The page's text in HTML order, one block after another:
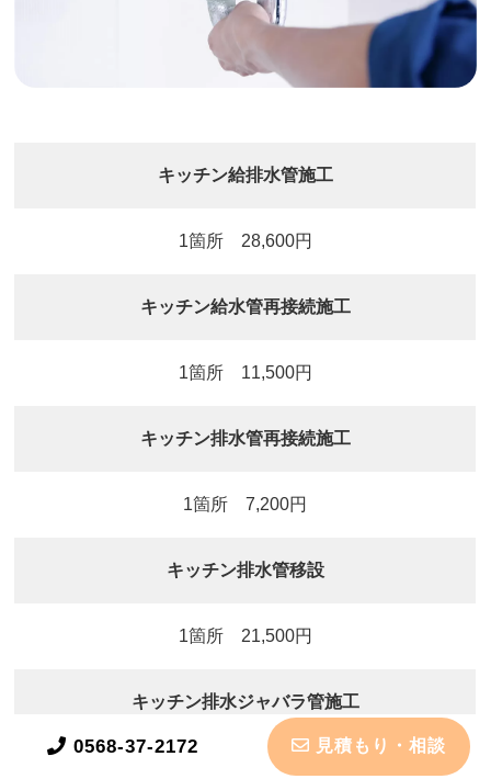
0568-37-2172 見積もり・相談
キッチン給排水管施工
1箇所 28,600円
キッチン給水管再接続施工
1箇所 11,500円
キッチン排水管再接続施工
1箇所 7,200円
キッチン排水管移設
1箇所 21,500円
キッチン排水ジャバラ管施工
1箇所 8,600円